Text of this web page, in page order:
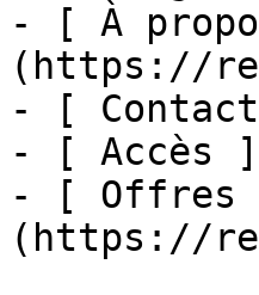
- [ À
(https://
- [
- [ Accès
- [ Offres
(https://